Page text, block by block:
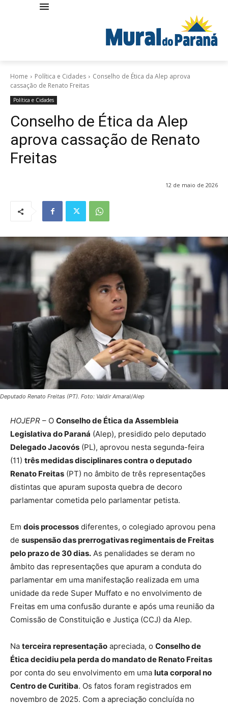
Home Política e Cidades
Conselho de Ética da Alep aprova
cassação de Renato Freitas
Política e Cidades
Conselho de Ética da Alep
aprova cassação de Renato
Freitas
12 de maio de 2026
Deputado Renato Freitas (PT). Foto: Valdir Amaral/Alep
HOJEPR – O Conselho de Ética da Assembleia
Legislativa do Paraná (Alep), presidido pelo deputado
Delegado Jacovós (PL), aprovou nesta segunda-feira
(11) três medidas disciplinares contra o deputado
Renato Freitas (PT) no âmbito de três representações
distintas que apuram suposta quebra de decoro
parlamentar cometida pelo parlamentar petista.
Em dois processos diferentes, o colegiado aprovou pena
de suspensão das prerrogativas regimentais de Freitas
pelo prazo de 30 dias. As penalidades se deram no
âmbito das representações que apuram a conduta do
parlamentar em uma manifestação realizada em uma
unidade da rede Super Muffato e no envolvimento de
Freitas em uma confusão durante e após uma reunião da
Comissão de Constituição e Justiça (CCJ) da Alep.
Na terceira representação apreciada, o Conselho de
Ética decidiu pela perda do mandato de Renato Freitas
por conta do seu envolvimento em uma luta corporal no
Centro de Curitiba. Os fatos foram registrados em
novembro de 2025. Com a apreciação concluída no